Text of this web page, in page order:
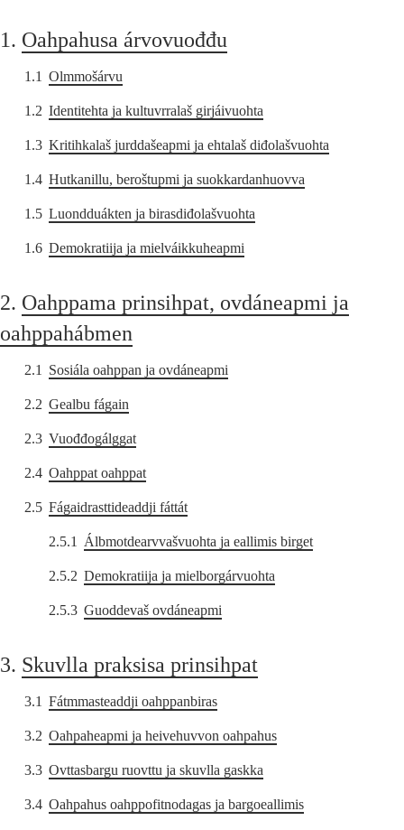
1. Oahpahusa árvovuođđu
1.1 Olmmošárvu
1.2 Identitehta ja kultuvrralaš girjáivuohta
1.3 Kritihkalaš jurddašeapmi ja ehtalaš diđolašvuohta
1.4 Hutkanillu, beroštupmi ja suokkardanhuovva
1.5 Luondduákten ja birasdiđolašvuohta
1.6 Demokratiija ja mielváikkuheapmi
2. Oahppama prinsihpat, ovdáneapmi ja
oahppahábmen
2.1 Sosiála oahppan ja ovdáneapmi
2.2 Gealbu fágain
2.3 Vuođđogálggat
2.4 Oahppat oahppat
2.5 Fágaidrasttideaddji fáttát
2.5.1 Álbmotdearvvašvuohta ja eallimis birget
2.5.2 Demokratiija ja mielborgárvuohta
2.5.3 Guoddevaš ovdáneapmi
3. Skuvlla praksisa prinsihpat
3.1 Fátmmasteaddji oahppanbiras
3.2 Oahpaheapmi ja heivehuvvon oahpahus
3.3 Ovttasbargu ruovttu ja skuvlla gaskka
3.4 Oahpahus oahppofitnodagas ja bargoeallimis